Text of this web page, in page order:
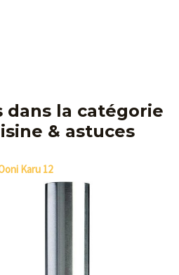
la catégorie
& astuces
Karu 12